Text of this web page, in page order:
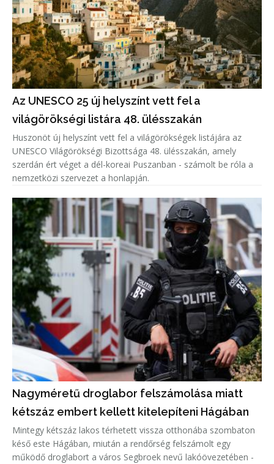
Az UNESCO 25 új helyszínt vett fel a
világörökségi listára 48. ülésszakán
Huszonöt új helyszínt vett fel a világörökségek listájára az
UNESCO Világörökségi Bizottsága 48. ülésszakán, amely
szerdán ért véget a dél-koreai Puszanban - számolt be róla a
nemzetközi szervezet a honlapján.
Nagyméretű droglabor felszámolása miatt
kétszáz embert kellett kitelepíteni Hágában
Mintegy kétszáz lakos térhetett vissza otthonába szombaton
késő este Hágában, miután a rendőrség felszámolt egy
működő droglabort a város Segbroek nevű lakóövezetében -